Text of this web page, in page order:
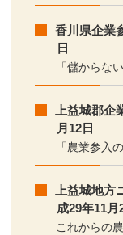
香川県企業
日
「儲からな
上益城郡
月12日
「農業参入
上益城地
成29年11月
これからの